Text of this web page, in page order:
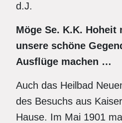
d.J.
Möge Se. K.K.
unsere schöne
Ausflüge machen …
Auch das Heilbad
des Besuchs aus
Hause. Im Mai 1901